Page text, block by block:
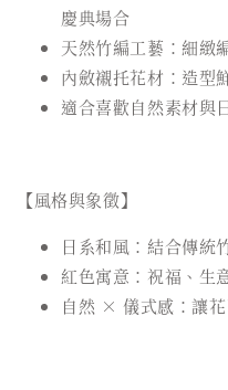
慶典場合
天然竹編工藝：細緻
內斂襯托花材：造型
適合喜歡自然素材與
【風格與象徵】
日系和風：結合傳統
紅色寓意：祝福、生
自然 × 儀式感：讓